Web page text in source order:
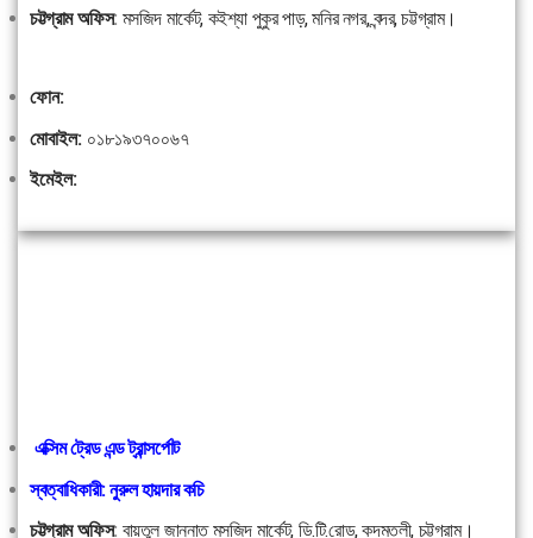
চট্টগ্রাম অফিস: মসজিদ মার্কেট, কইশ্যা পুকুর পাড়, মনির নগর, বন্দর, চট্টগ্রাম।
ফোন:
মোবাইল: ০১৮১৯৩৭০০৬৭
ইমেইল:
এক্সিম ট্রেড এন্ড ট্রান্সর্পোট
স্বত্বাধিকারী: নুরুল হায়দার কচি
চট্টগ্রাম অফিস: বায়তুল জান্নাত মসজিদ মার্কেট, ডি.টি.রোড, কদমতলী, চট্টগ্রাম।